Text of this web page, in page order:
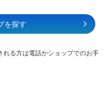
を探す
れる方は電話かショップでのお手